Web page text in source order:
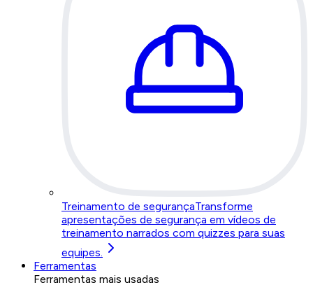
Treinamento de segurançaTransforme
apresentações de segurança em vídeos de
treinamento narrados com quizzes para suas
equipes.
Ferramentas
Ferramentas mais usadas